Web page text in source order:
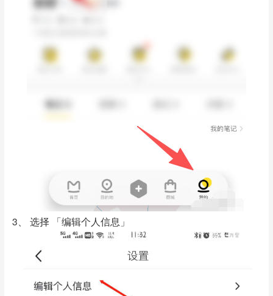
3、 选择 「编辑个人信息」